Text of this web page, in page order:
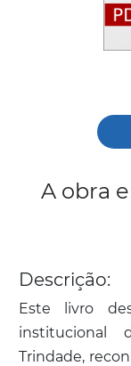
A obra
Descrição:
Este livro
institucional
Trindade,